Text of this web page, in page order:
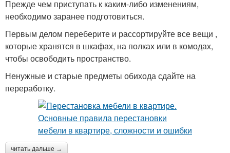
Прежде чем приступать к каким-либо изменениям,
необходимо заранее подготовиться.
Первым делом переберите и рассортируйте все вещи ,
которые хранятся в шкафах, на полках или в комодах,
чтобы освободить пространство.
Ненужные и старые предметы обихода сдайте на
переработку.
читать дальше →